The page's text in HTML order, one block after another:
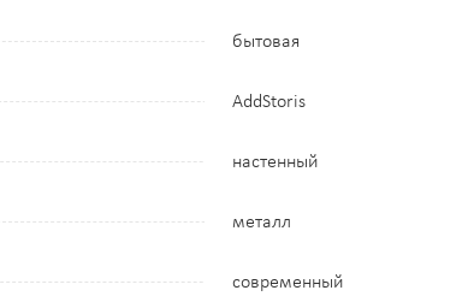
бытовая
AddStoris
настенный
металл
современный